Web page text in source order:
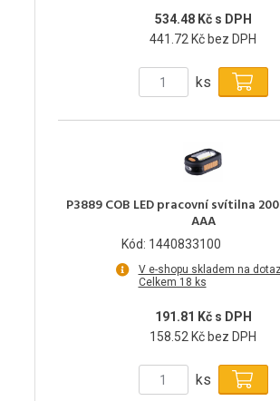
534.48 Kč s DPH
441.72 Kč bez DPH
ks
P3889 COB LED pracovní svítilna
AAA
Kód: 1440833100
V e-shopu skladem na
Celkem 18 ks
191.81 Kč s DPH
158.52 Kč bez DPH
ks